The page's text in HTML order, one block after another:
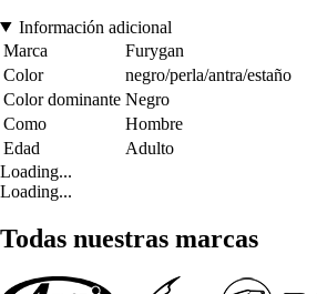
Información adicional
Marca
Furygan
Color
negro/perla/antra/estaño
Color dominante Negro
Como
Hombre
Edad
Adulto
Loading...
Loading...
Todas nuestras marcas